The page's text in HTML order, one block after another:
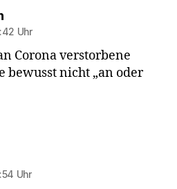
sagt:
Uhr
Corona verstorbene
bewusst nicht „an oder
Uhr